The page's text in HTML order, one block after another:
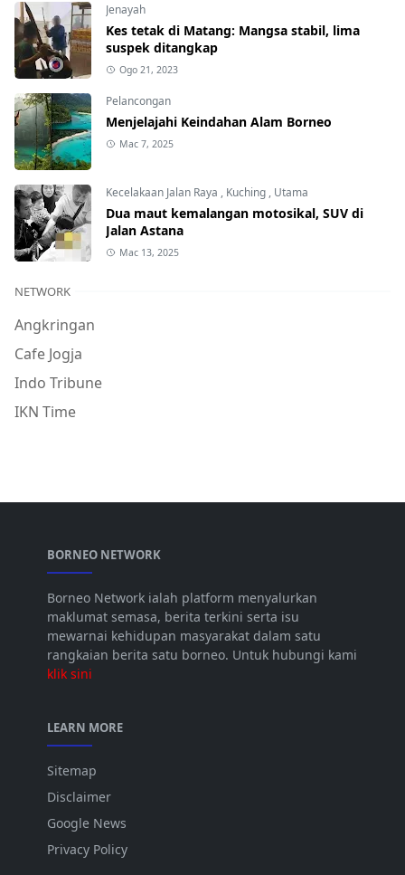
Jenayah
Kes tetak di Matang: Mangsa stabil, lima
suspek ditangkap
Ogo 21, 2023
Pelancongan
Menjelajahi Keindahan Alam Borneo
Mac 7, 2025
Kecelakaan Jalan Raya , Kuching , Utama
Dua maut kemalangan motosikal, SUV di
Jalan Astana
Mac 13, 2025
NETWORK
Angkringan
Cafe Jogja
Indo Tribune
IKN Time
BORNEO NETWORK
Borneo Network ialah platform menyalurkan
maklumat semasa, berita terkini serta isu
mewarnai kehidupan masyarakat dalam satu
rangkaian berita satu borneo. Untuk hubungi kami
klik sini
LEARN MORE
Sitemap
Disclaimer
Google News
Privacy Policy